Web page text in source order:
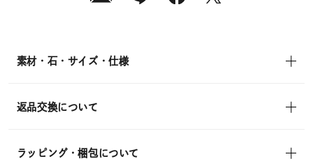
素材・石・サイズ・仕様
返品交換について
ラッピング・梱包について